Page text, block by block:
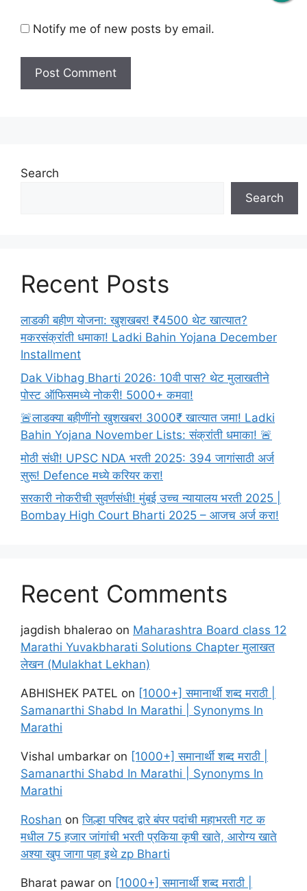
Notify me of new posts by email.
Search
Search
Recent Posts
लाडकी बहीण योजना: खुशखबर! ₹4500 थेट खात्यात?
मकरसंक्रांती धमाका! Ladki Bahin Yojana December
Installment
Dak Vibhag Bharti 2026: 10वी पास? थेट मुलाखतीने
पोस्ट ऑफिसमध्ये नोकरी! 5000+ कमवा!
🚨लाडक्या बहीणींनो खुशखबर! 3000₹ खात्यात जमा! Ladki
Bahin Yojana November Lists: संक्रांती धमाका! 🚨
मोठी संधी! UPSC NDA भरती 2025: 394 जागांसाठी अर्ज
सुरू! Defence मध्ये करियर करा!
सरकारी नोकरीची सुवर्णसंधी! मुंबई उच्च न्यायालय भरती 2025 |
Bombay High Court Bharti 2025 – आजच अर्ज करा!
Recent Comments
jagdish bhalerao on Maharashtra Board class 12
Marathi Yuvakbharati Solutions Chapter मुलाखत
लेखन (Mulakhat Lekhan)
ABHISHEK PATEL on [1000+] समानार्थी शब्द मराठी |
Samanarthi Shabd In Marathi | Synonyms In
Marathi
Vishal umbarkar on [1000+] समानार्थी शब्द मराठी |
Samanarthi Shabd In Marathi | Synonyms In
Marathi
Roshan onजिल्हा परिषद द्वारे बंपर पदांची महाभरती गट क
मधील 75 हजार जांगांची भरती प्रकिया कृषी खाते, आरोग्य खाते
अश्या खुप जागा पहा इथे zp Bharti
Bharat pawar on [1000+] समानार्थी शब्द मराठी |